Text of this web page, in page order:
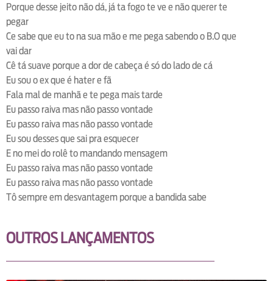
Porque desse jeito não dá, já ta fogo te ve e não querer te
pegar
Ce sabe que eu to na sua mão e me pega sabendo o B.O que
vai dar
Cê tá suave porque a dor de cabeça é só do lado de cá
Eu sou o ex que é hater e fã
Fala mal de manhã e te pega mais tarde
Eu passo raiva mas não passo vontade
Eu passo raiva mas não passo vontade
Eu sou desses que sai pra esquecer
E no mei do rolê to mandando mensagem
Eu passo raiva mas não passo vontade
Eu passo raiva mas não passo vontade
Tô sempre em desvantagem porque a bandida sabe
OUTROS LANÇAMENTOS